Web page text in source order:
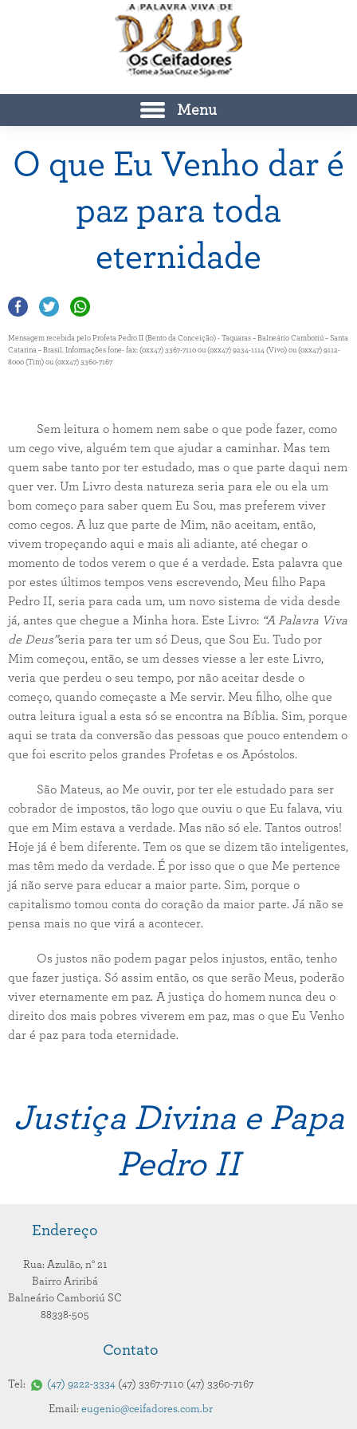
Menu
O que Eu Venho dar é
paz para toda
eternidade
Mensagem recebida pelo Profeta Pedro II (Bento da Conceição) - Taquaras – Balneário Camboriú – Santa
Catarina – Brasil. Informações fone- fax: (0xx47) 3367-7110 ou (0xx47) 9234-1114 (Vivo) ou (0xx47) 9112-
8000 (Tim) ou (0xx47) 3360-7167
Sem leitura o homem nem sabe o que pode fazer, como
um cego vive, alguém tem que ajudar a caminhar. Mas tem
quem sabe tanto por ter estudado, mas o que parte daqui nem
quer ver. Um Livro desta natureza seria para ele ou ela um
bom começo para saber quem Eu Sou, mas preferem viver
como cegos. A luz que parte de Mim, não aceitam, então,
vivem tropeçando aqui e mais ali adiante, até chegar o
momento de todos verem o que é a verdade. Esta palavra que
por estes últimos tempos vens escrevendo, Meu filho Papa
Pedro II, seria para cada um, um novo sistema de vida desde
já, antes que chegue a Minha hora. Este Livro: “A Palavra Viva
de Deus”seria para ter um só Deus, que Sou Eu. Tudo por
Mim começou, então, se um desses viesse a ler este Livro,
veria que perdeu o seu tempo, por não aceitar desde o
começo, quando começaste a Me servir. Meu filho, olhe que
outra leitura igual a esta só se encontra na Bíblia. Sim, porque
aqui se trata da conversão das pessoas que pouco entendem o
que foi escrito pelos grandes Profetas e os Apóstolos.
São Mateus, ao Me ouvir, por ter ele estudado para ser
cobrador de impostos, tão logo que ouviu o que Eu falava, viu
que em Mim estava a verdade. Mas não só ele. Tantos outros!
Hoje já é bem diferente. Tem os que se dizem tão inteligentes,
mas têm medo da verdade. É por isso que o que Me pertence
já não serve para educar a maior parte. Sim, porque o
capitalismo tomou conta do coração da maior parte. Já não se
pensa mais no que virá a acontecer.
Os justos não podem pagar pelos injustos, então, tenho
que fazer justiça. Só assim então, os que serão Meus, poderão
viver eternamente em paz. A justiça do homem nunca deu o
direito dos mais pobres viverem em paz, mas o que Eu Venho
dar é paz para toda eternidade.
Justiça Divina e Papa
Pedro II
Endereço
Rua: Azulão, n° 21
Bairro Ariribá
Balneário Camboriú SC
88338-505
Contato
Tel: 47 9222-3334 47 3367-7110 47 3360-7167
Email: eugenio@ceifadores.com.br